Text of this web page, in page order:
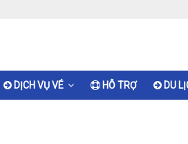
DỊCH VỤ VÉ HỖ TRỢ DU